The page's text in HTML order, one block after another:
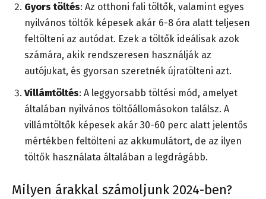
Gyors töltés: Az otthoni fali töltők, valamint egyes
nyilvános töltők képesek akár 6-8 óra alatt teljesen
feltölteni az autódat. Ezek a töltők ideálisak azok
számára, akik rendszeresen használják az
autójukat, és gyorsan szeretnék újratölteni azt.
Villámtöltés: A leggyorsabb töltési mód, amelyet
általában nyilvános töltőállomásokon találsz. A
villámtöltők képesek akár 30-60 perc alatt jelentős
mértékben feltölteni az akkumulátort, de az ilyen
töltők használata általában a legdrágább.
Milyen árakkal számoljunk 2024-ben?